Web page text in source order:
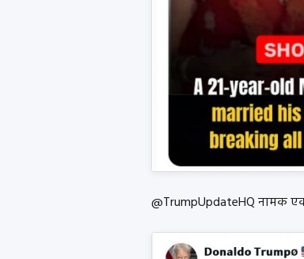
@TrumpUpdateHQ नामक